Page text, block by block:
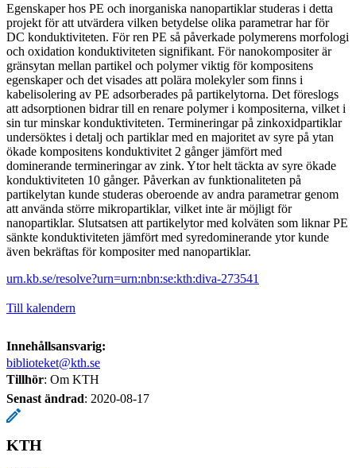
Egenskaper hos PE och inorganiska nanopartiklar studeras i detta
projekt för att utvärdera vilken betydelse olika parametrar har för
DC konduktiviteten. För ren PE så påverkade polymerens morfologi
och oxidation konduktiviteten signifikant. För nanokompositer är
gränsytan mellan partikel och polymer viktig för kompositens
egenskaper och det visades att polära molekyler som finns i
kabelisolering av PE adsorberades på partikelytorna. Det föreslogs
att adsorptionen bidrar till en renare polymer i kompositerna, vilket i
sin tur minskar konduktiviteten. Termineringar på zinkoxidpartiklar
undersöktes i detalj och partiklar med en majoritet av syre på ytan
ökade kompositens konduktivitet 2 gånger jämfört med
dominerande termineringar av zink. Ytor helt täckta av syre ökade
konduktiviteten 10 gånger. Påverkan av funktionaliteten på
partikelytan kunde studeras oberoende av andra parametrar genom
att använda större mikropartiklar, vilket inte är möjligt för
nanopartiklar. Slutsatsen att partikelytor med kolväten som liknar PE
sänkte konduktiviteten jämfört med syredominerande ytor kunde
även bekräftas för kompositer med nanopartiklar.
urn.kb.se/resolve?urn=urn:nbn:se:kth:diva-273541
Till kalendern
Innehållsansvarig:
biblioteket@kth.se
Tillhör: Om KTH
Senast ändrad: 2020-08-17
KTH